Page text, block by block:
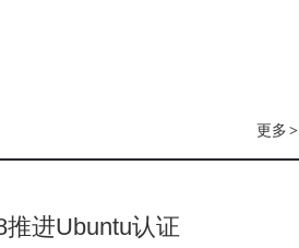
更多 >
进Ubuntu认证